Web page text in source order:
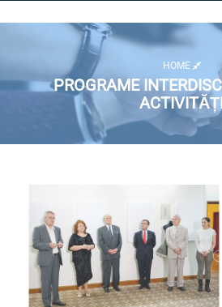
HOME
PROGRAME